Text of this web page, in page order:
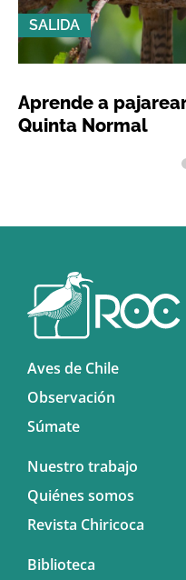
SALIDA
Aprende a
Quinta Normal
Aves de Chile
Observación
Súmate
Nuestro trabajo
Quiénes somos
Revista Chiricoca
Biblioteca